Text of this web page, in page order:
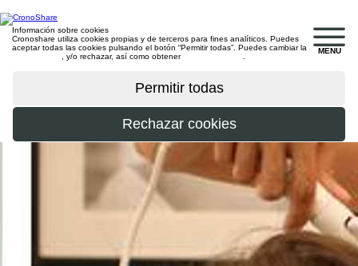
MENU
Información sobre cookies
Cronoshare utiliza cookies propias y de terceros para fines analíticos. Puedes
aceptar todas las cookies pulsando el botón “Permitir todas”. Puedes cambiar la
, y/o rechazar, así como obtener